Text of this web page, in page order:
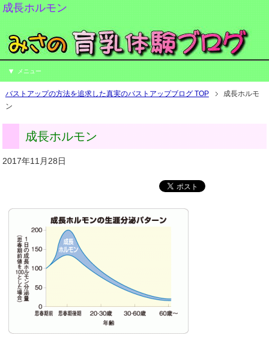
成長ホルモン
メニュー
バストアップの方法を追求した真実のバストアップブログ TOP
成長ホルモ
ン
成長ホルモン
2017年11月28日